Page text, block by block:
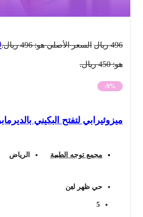
ريال السعر الأصلي هو: 496 ريال. 450
-9%
ميزوثيرابي لتفتح البكيني بالديرمابن
مجمع توجه الطبية الرياض
حي ظهر لبن